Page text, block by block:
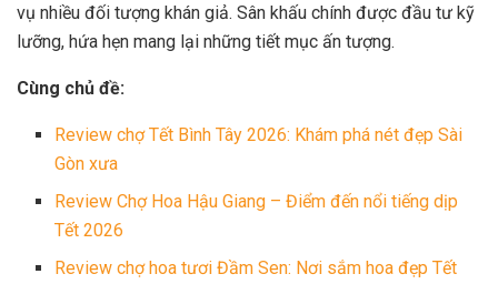
vụ nhiều đối tượng khán giả. Sân khấu chính được đầu tư kỹ
lưỡng, hứa hẹn mang lại những tiết mục ấn tượng.
Cùng chủ đề:
Review chợ Tết Bình Tây​ 2026: Khám phá nét đẹp Sài
Gòn xưa
Review Chợ Hoa Hậu Giang – Điểm đến nổi tiếng dịp
Tết 2026
Review chợ hoa tươi Đầm Sen: Nơi sắm hoa đẹp Tết